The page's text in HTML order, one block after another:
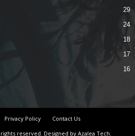
29
24
18
17
16
Privacy Policy
Contact Us
reserved. Designed by Azalea Tech.